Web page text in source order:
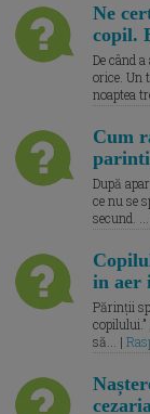
Ne
copil.
De când
orice. Un
noaptea
Cum
parinti
După
ce nu se
secund.
in aer
Părinții
să... |